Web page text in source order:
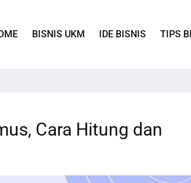
BISNIS UKM IDE BISNIS TIPS
Cara Hitung dan